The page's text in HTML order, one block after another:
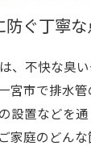
防ぐ丁寧
、不快な臭
宮市で排水
設置などを
家庭のどん